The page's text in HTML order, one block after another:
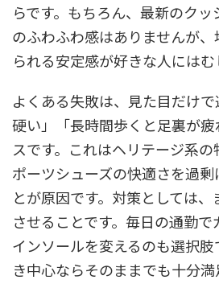
らです。もちろん、最新のク
のふわふわ感はありませんが
られる安定感が好きな人にはむ
よくある失敗は、見た目だけ
硬い」「長時間歩くと足裏が
スです。これはヘリテージ系
ポーツシューズの快適さを過
とが原因です。対策としては
させることです。毎日の通勤で
インソールを変えるのも選択
き中心ならそのままでも十分満